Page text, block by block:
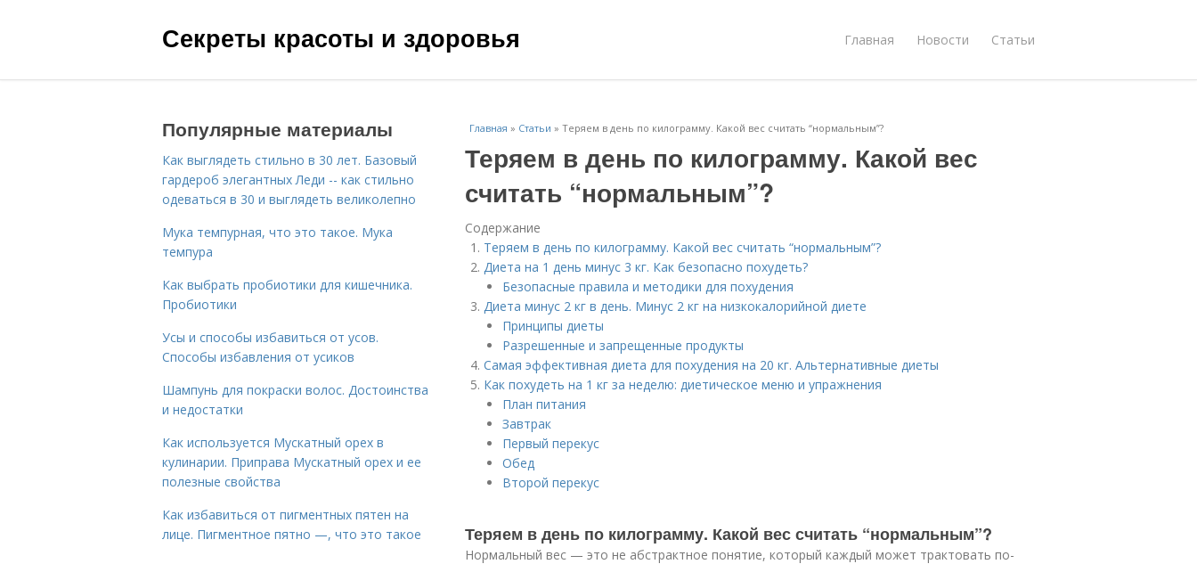
Секреты красоты и здоровья Главная Новости Статьи
Главная » Статьи » Теряем в день по килограмму. Какой вес считать “нормальным”?
Теряем в день по килограмму. Какой вес
считать “нормальным”?
Содержание
Теряем в день по килограмму. Какой вес считать “нормальным”?
Диета на 1 день минус 3 кг. Как безопасно похудеть?
Безопасные правила и методики для похудения
Диета минус 2 кг в день. Минус 2 кг на низкокалорийной диете
Принципы диеты
Разрешенные и запрещенные продукты
Самая эффективная диета для похудения на 20 кг. Альтернативные диеты
Как похудеть на 1 кг за неделю: диетическое меню и упражнения
План питания
Завтрак
Первый перекус
Обед
Второй перекус
Теряем в день по килограмму. Какой вес считать “нормальным”?
Нормальный вес — это не абстрактное понятие, который каждый может трактовать по-
Популярные материалы
Как выглядеть стильно в 30 лет. Базовый
гардероб элегантных Леди -- как стильно
одеваться в 30 и выглядеть великолепно
Мука темпурная, что это такое. Мука
темпура
Как выбрать пробиотики для кишечника.
Пробиотики
Усы и способы избавиться от усов.
Способы избавления от усиков
Шампунь для покраски волос. Достоинства
и недостатки
Как используется Мускатный орех в
кулинарии. Приправа Мускатный орех и ее
полезные свойства
Как избавиться от пигментных пятен на
лице. Пигментное пятно —, что это такое